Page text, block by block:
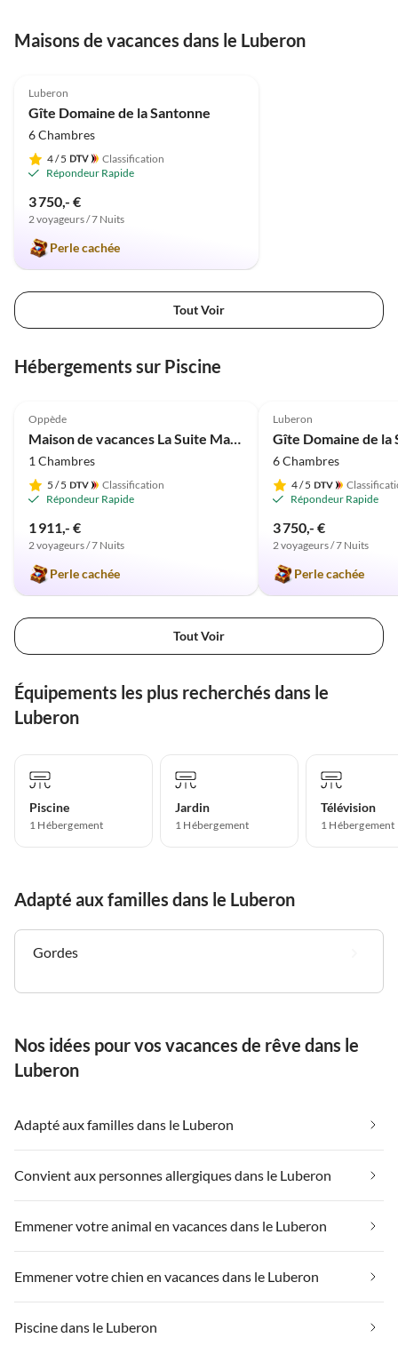
Maisons de vacances dans le Luberon
Luberon
Gîte Domaine de la Santonne
6 Chambres
4/ 5
Classification
Répondeur Rapide
3 750,- €
2 voyageurs / 7 Nuits
Perle cachée
Tout Voir
Hébergements sur Piscine
Oppède
Maison de vacances La Suite Maison Bertuli
1 Chambres
5 / 5
Classification
Répondeur Rapide
1 911,- €
2 voyageurs / 7 Nuits
Perle cachée
Luberon
Gîte Domaine de la
6 Chambres
4/ 5
Répondeur Rapide
3 750,- €
2 voyageurs / 7 Nuits
Perle cachée
Tout Voir
Équipements les plus recherchés dans le
Luberon
Piscine
1 Hébergement
Jardin
1 Hébergement
Télévision
1 Hébergement
Adapté aux familles dans le Luberon
Gordes
Nos idées pour vos vacances de rêve dans le
Luberon
Adapté aux familles dans le Luberon
Convient aux personnes allergiques dans le Luberon
Emmener votre animal en vacances dans le Luberon
Emmener votre chien en vacances dans le Luberon
Piscine dans le Luberon